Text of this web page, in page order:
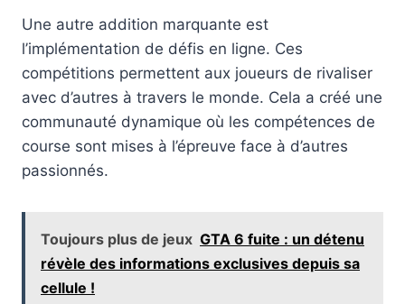
Une autre addition marquante est
l’implémentation de défis en ligne. Ces
compétitions permettent aux joueurs de rivaliser
avec d’autres à travers le monde. Cela a créé une
communauté dynamique où les compétences de
course sont mises à l’épreuve face à d’autres
passionnés.
Toujours plus de jeux GTA 6 fuite : un détenu
révèle des informations exclusives depuis sa
cellule !